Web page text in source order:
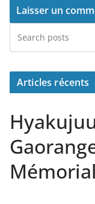
Articles récents